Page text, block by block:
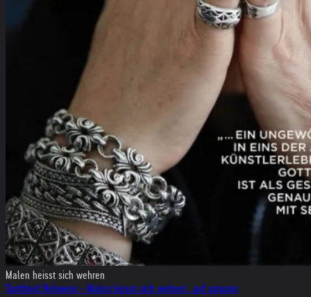
Malen heisst sich wehren
'Gottfried Helnwein - Malen heisst sich wehren', auf amazon